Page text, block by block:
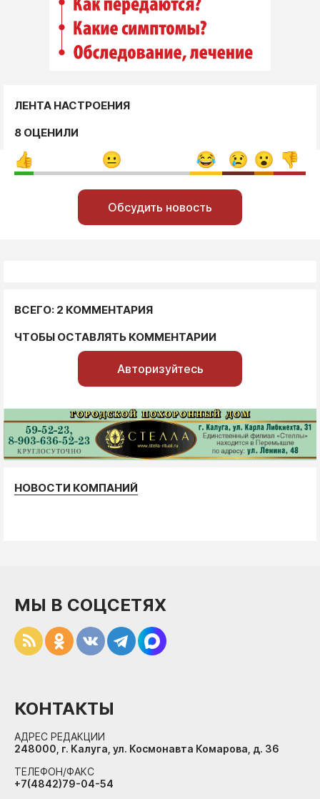
ЛЕНТА НАСТРОЕНИЯ
8 ОЦЕНИЛИ
Обсудить новость
ВСЕГО: 2 КОММЕНТАРИЯ
ЧТОБЫ ОСТАВЛЯТЬ КОММЕНТАРИИ
Авторизуйтесь
НОВОСТИ КОМПАНИЙ
МЫ В СОЦСЕТЯХ
КОНТАКТЫ
АДРЕС РЕДАКЦИИ
248000, г. Калуга, ул. Космонавта Комарова, д. 36
ТЕЛЕФОН/ФАКС
+7(4842)79-04-54